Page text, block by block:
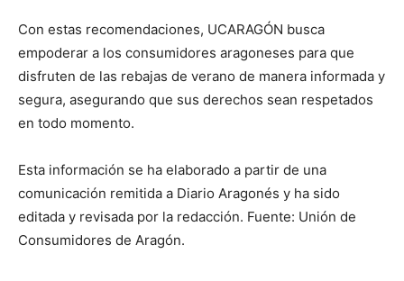
Con estas recomendaciones, UCARAGÓN busca
empoderar a los consumidores aragoneses para que
disfruten de las rebajas de verano de manera informada y
segura, asegurando que sus derechos sean respetados
en todo momento.
Esta información se ha elaborado a partir de una
comunicación remitida a Diario Aragonés y ha sido
editada y revisada por la redacción. Fuente: Unión de
Consumidores de Aragón.